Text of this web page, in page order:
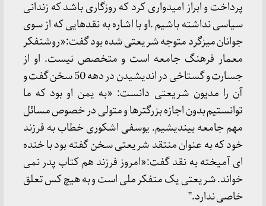
پرداخت و ابراز امیدواری کرد که روزگاری باشد که زندانی
سیاسی نداشته باشیم .او با اشاره به نقدهایی که از سوی
جوانان میزگرد متوجه شریعتی شده بود گفت:«روشنفکر
معمار فرهنگ جامعه است و متخصص نیست. او از
جسارت و گستاخی در اندیشیدن در دهه 50 سخن گفت و
آن را مدیون شریعتی دانست: «به یمن او بود که ما
توانستیم بدون اجازه بزرگترها و متولی در خصوص مسائل
مهم جامعه بیندیشیم. یوسفی اشکوری خطاب به فرزند
خود که به عنوان منتقد شریعتی سخن گفته بود با خنده
ای آمیخته به نقد گفت:«امروز فرزند هم کتاب پدر نمی
خواند. شریعتی یک متفکر ملی است و به هیچ کس تعلق
خاصی ندارد.”